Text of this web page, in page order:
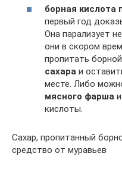
борная кислота
первый год
Она парализует
они в скором
пропитать
сахара и
месте. Либо
мясного фарша
кислоты.
Сахар, пропитанный
средство от муравьев